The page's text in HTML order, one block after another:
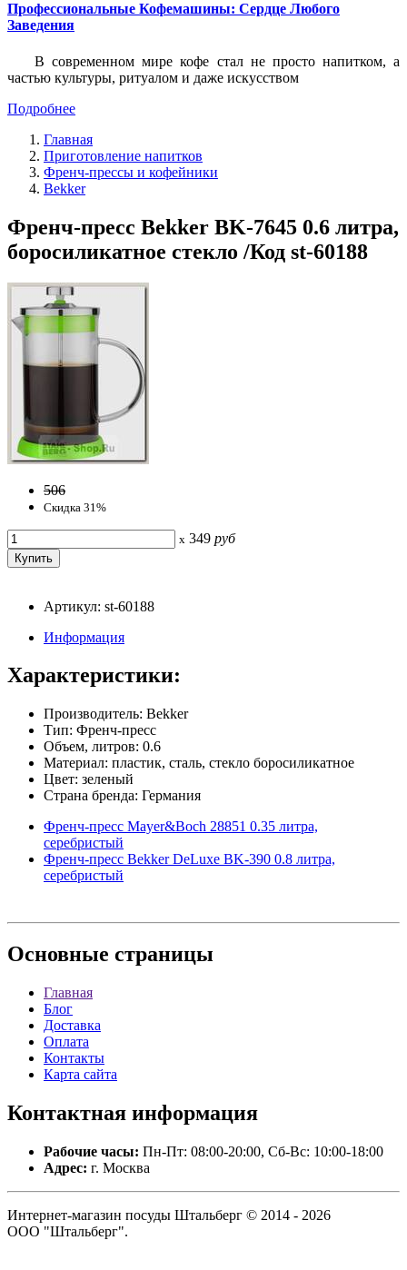
Профессиональные Кофемашины: Сердце Любого
Заведения
В современном мире кофе стал не просто напитком, а
частью культуры, ритуалом и даже искусством
Подробнее
Главная
Приготовление напитков
Френч-прессы и кофейники
Bekker
Френч-пресс Bekker BK-7645 0.6 литра,
боросиликатное стекло /Код st-60188
506
Скидка 31%
x 349 руб
Артикул: st-60188
Информация
Характеристики:
Производитель: Bekker
Тип: Френч-пресс
Объем, литров: 0.6
Материал: пластик, сталь, стекло боросиликатное
Цвет: зеленый
Страна бренда: Германия
Френч-пресс Mayer&Boch 28851 0.35 литра,
серебристый
Френч-пресс Bekker DeLuxe BK-390 0.8 литра,
серебристый
Основные страницы
Главная
Блог
Доставка
Оплата
Контакты
Карта сайта
Контактная информация
Рабочие часы: Пн-Пт: 08:00-20:00, Сб-Вс: 10:00-18:00
Адрес: г. Москва
Интернет-магазин посуды Штальберг © 2014 - 2026
ООО "Штальберг".